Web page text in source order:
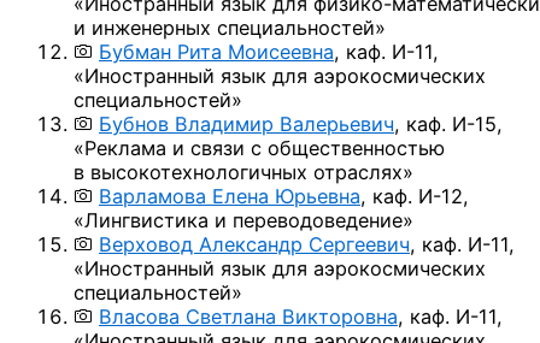
и инженерных специальностей»
Бубман Рита Моисеевна, каф. И-11,
«Иностранный язык для аэрокосмических
специальностей»
Бубнов Владимир Валерьевич, каф. И-15,
«Реклама и связи с общественностью
в высокотехнологичных отраслях»
Варламова Елена Юрьевна, каф. И-12,
«Лингвистика и переводоведение»
Верховод Александр Сергеевич, каф. И-11,
«Иностранный язык для аэрокосмических
специальностей»
Власова Светлана Викторовна, каф. И-11,